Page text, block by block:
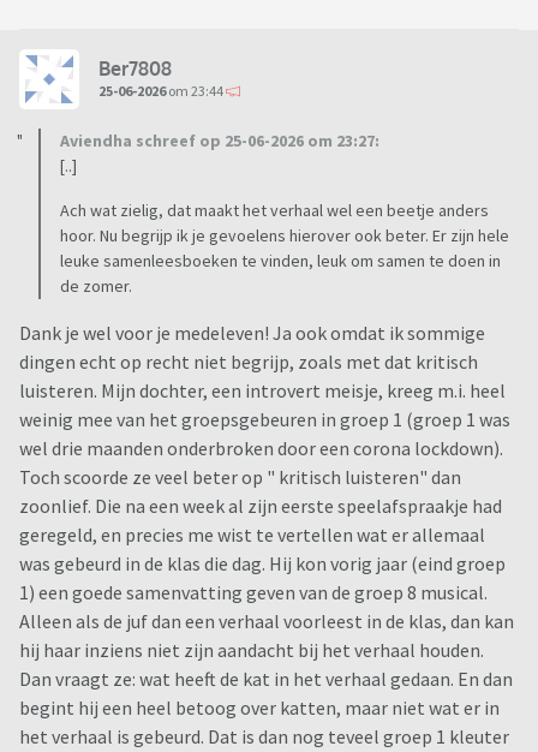
Ber7808
25-06-2026om 23:44
Aviendha schreef op 25-06-2026 om 23:27:
[..]
Ach wat zielig, dat maakt het verhaal wel een beetje anders
hoor. Nu begrijp ik je gevoelens hierover ook beter. Er zijn hele
leuke samenleesboeken te vinden, leuk om samen te doen in
de zomer.
Dank je wel voor je medeleven! Ja ook omdat ik sommige
dingen echt op recht niet begrijp, zoals met dat kritisch
luisteren. Mijn dochter, een introvert meisje, kreeg m.i. heel
weinig mee van het groepsgebeuren in groep 1 (groep 1 was
wel drie maanden onderbroken door een corona lockdown).
Toch scoorde ze veel beter op " kritisch luisteren" dan
zoonlief. Die na een week al zijn eerste speelafspraakje had
geregeld, en precies me wist te vertellen wat er allemaal
was gebeurd in de klas die dag. Hij kon vorig jaar (eind groep
1) een goede samenvatting geven van de groep 8 musical.
Alleen als de juf dan een verhaal voorleest in de klas, dan kan
hij haar inziens niet zijn aandacht bij het verhaal houden.
Dan vraagt ze: wat heeft de kat in het verhaal gedaan. En dan
begint hij een heel betoog over katten, maar niet wat er in
het verhaal is gebeurd. Dat is dan nog teveel groep 1 kleuter